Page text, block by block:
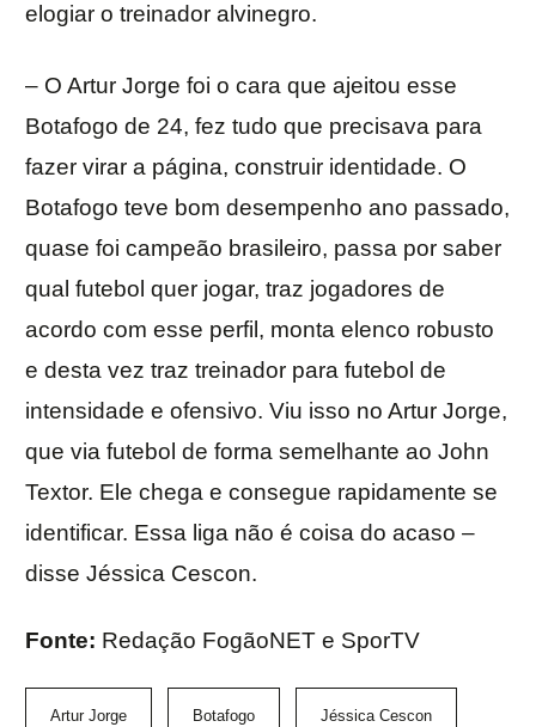
elogiar o treinador alvinegro.
– O Artur Jorge foi o cara que ajeitou esse
Botafogo de 24, fez tudo que precisava para
fazer virar a página, construir identidade. O
Botafogo teve bom desempenho ano passado,
quase foi campeão brasileiro, passa por saber
qual futebol quer jogar, traz jogadores de
acordo com esse perfil, monta elenco robusto
e desta vez traz treinador para futebol de
intensidade e ofensivo. Viu isso no Artur Jorge,
que via futebol de forma semelhante ao John
Textor. Ele chega e consegue rapidamente se
identificar. Essa liga não é coisa do acaso –
disse Jéssica Cescon.
Fonte: Redação FogãoNET e SporTV
Artur Jorge Botafogo Jéssica Cescon